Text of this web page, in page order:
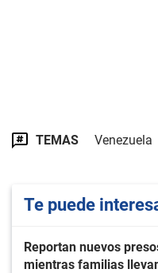
TEMAS Venezuela
Te puede
Reportan nuevos
mientras familias